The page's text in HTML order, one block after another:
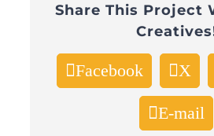
Share This Project
Facebook X
E-mail